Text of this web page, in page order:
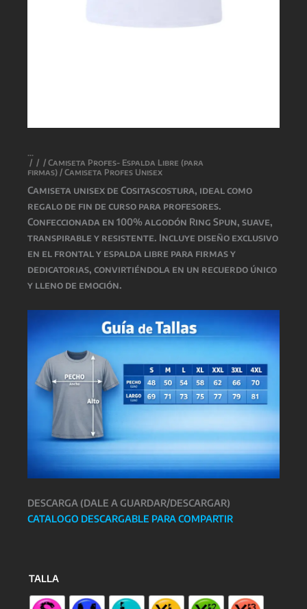
/ / / Camiseta Profes- Espalda Libre (para
firmas) / Camiseta Profes Unisex
Camiseta unisex de Cositascostura, ideal como
regalo de fin de curso para profesores.
Confeccionada en 100% algodón Ring Spun, suave,
transpirable y resistente. Incluye diseño exclusivo
en el frontal y espalda libre para firmas y
dedicatorias, convirtiéndola en un recuerdo único
y lleno de emoción.
DESCARGA (DALE A GUARDAR/DESCARGAR)
CATALOGO DESCARGABLE PARA COMPARTIR
TALLA